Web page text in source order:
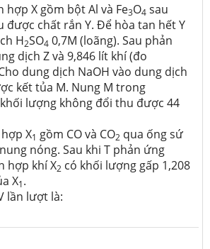
hợp X gồm bột Al và Fe3O4 sau
được chất rắn Y. Để hòa tan hết Y
H2SO4 0,7M (loãng). Sau phản
dịch Z và 9,846 lít khí (đo
dung dịch NaOH vào dung dịch
kết tủa M. Nung M trong
lượng không đổi thu được 44
X1 gồm CO và CO2 qua ống sứ
nóng. Sau khi T phản ứng
hợp khí X2 có khối lượng gấp 1,208
X1.
lần lượt là: